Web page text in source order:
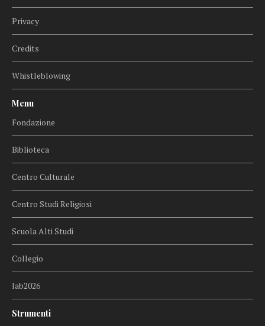
Privacy
Credits
Whistleblowing
Menu
Fondazione
Biblioteca
Centro Culturale
Centro Studi Religiosi
Scuola Alti Studi
Collegio
lab2026
Strumenti